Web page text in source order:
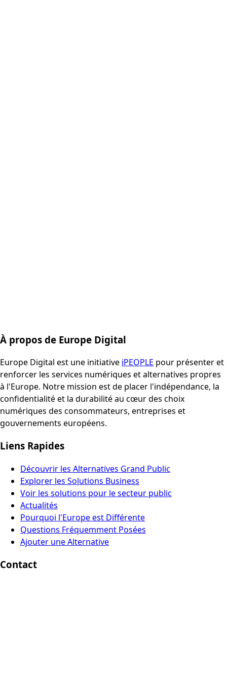
À propos de Europe Digital
Europe Digital est une initiative iPEOPLE pour présenter et
renforcer les services numériques et alternatives propres
à l'Europe. Notre mission est de placer l'indépendance, la
confidentialité et la durabilité au cœur des choix
numériques des consommateurs, entreprises et
gouvernements européens.
Liens Rapides
Découvrir les Alternatives Grand Public
Explorer les Solutions Business
Voir les solutions pour le secteur public
Actualités
Pourquoi l'Europe est Différente
Questions Fréquemment Posées
Ajouter une Alternative
Contact